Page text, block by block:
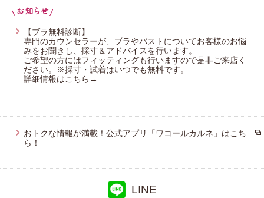
CW-X
YOJOY
【ブラ無料診断】
専門のカウンセラーが、ブラやバストについてお客様のお悩
みをお聞きし、採寸＆アドバイスを行います。
ご希望の方にはフィッティングも行いますので是非ご来店く
ださい。※採寸・試着はいつでも無料です。
詳細情報はこちら→
おトクな情報が満載！公式アプリ「ワコールカルネ」はこち
ら！
LINE